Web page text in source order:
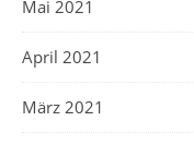
Mai 2021
April 2021
März 2021